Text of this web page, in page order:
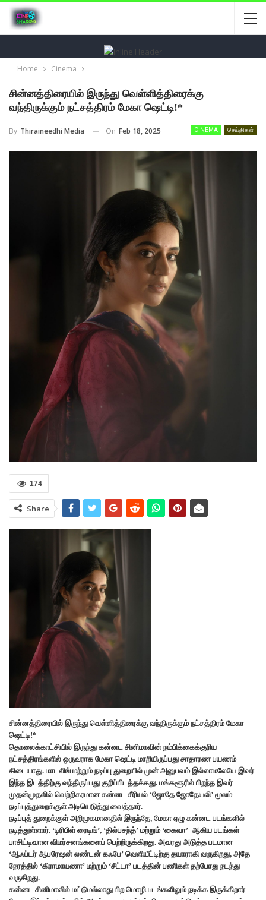
Home Cinema
சின்னத்திரையில் இருந்து வெள்ளித்திரைக்கு
வந்திருக்கும் நட்சத்திரம் மேகா ஷெட்டி!*
CINEMA செய்திகள்
By Thiraineedhi Media On Feb 18, 2025
174
Share
சின்னத்திரையில் இருந்து வெள்ளித்திரைக்கு வந்திருக்கும் நட்சத்திரம் மேகா
ஷெட்டி!*
தொலைக்காட்சியில் இருந்து கன்னட சினிமாவின் நம்பிக்கைக்குரிய
நட்சத்திரங்களில் ஒருவராக மேகா ஷெட்டி மாறியிருப்பது சாதாரண பயணம்
கிடையாது. மாடலிங் மற்றும் நடிப்பு துறையில் முன் அனுபவம் இல்லாமலேயே இவர்
இந்த இடத்திற்கு வந்திருப்பது குறிப்பிடத்தக்கது. மங்களூரில் பிறந்த இவர்
முதன்முதலில் வெற்றிகரமான கன்னட சீரியல் ‘ஜோதே ஜோதேயலி’ மூலம்
நடிப்புத்துறைக்குள் அடியெடுத்து வைத்தார்.
நடிப்புத் துறைக்குள் அறிமுகமானதில் இருந்தே, மேகா ஏழு கன்னட படங்களில்
நடித்துள்ளார். ‘டிரிபிள் ரைடிங்’, ‘தில்பசந்த்’ மற்றும் ‘கைவா’ ஆகிய படங்கள்
பாசிட்டிவான விமர்சனங்களைப் பெற்றிருக்கிறது. அவரது அடுத்த படமான
‘ஆஃப்டர் ஆபரேஷன் லண்டன் கஃபே’ வெளியீட்டிற்கு தயாராகி வருகிறது, அதே
நேரத்தில் ‘கிராமாயணா’ மற்றும் ‘சீட்டா’ படத்தின் பணிகள் தற்போது நடந்து
வருகிறது.
கன்னட சினிமாவில் மட்டுமல்லாது பிற மொழி படங்களிலும் நடிக்க இருக்கிறார்